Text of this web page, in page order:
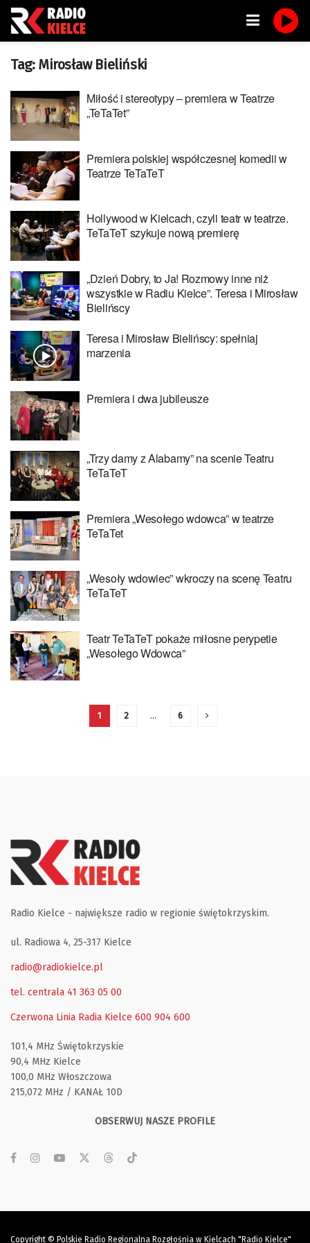
Tag: Mirosław Bieliński
Miłość i stereotypy – premiera w Teatrze
„TeTaTet”
Premiera polskiej współczesnej komedii w
Teatrze TeTaTeT
Hollywood w Kielcach, czyli teatr w teatrze.
TeTaTeT szykuje nową premierę
„Dzień Dobry, to Ja! Rozmowy inne niż
wszystkie w Radiu Kielce”. Teresa i Mirosław
Bielińscy
Teresa i Mirosław Bielińscy: spełniaj
marzenia
Premiera i dwa jubileusze
„Trzy damy z Alabamy” na scenie Teatru
TeTaTeT
Premiera „Wesołego wdowca” w teatrze
TeTaTet
„Wesoły wdowiec” wkroczy na scenę Teatru
TeTaTeT
Teatr TeTaTeT pokaże miłosne perypetie
„Wesołego Wdowca”
1 2 … 6
Radio Kielce - największe radio w regionie świętokrzyskim.
ul. Radiowa 4, 25-317 Kielce
radio@radiokielce.pl
tel. centrala 41 363 05 00
Czerwona Linia Radia Kielce 600 904 600
101,4 MHz Świętokrzyskie
90,4 MHz Kielce
100,0 MHz Włoszczowa
215,072 MHz / KANAŁ 10D
OBSERWUJ NASZE PROFILE
Copyright © Polskie Radio Regionalna Rozgłośnia w Kielcach "Radio Kielce"